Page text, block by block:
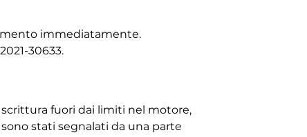
immediatamente.
30633.
scrittura fuori dai limiti nel motore,
stati segnalati da una parte